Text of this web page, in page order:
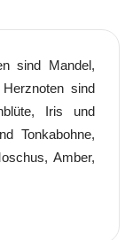
sind Mandel,
sind
Iris und
Tonkabohne,
Amber,